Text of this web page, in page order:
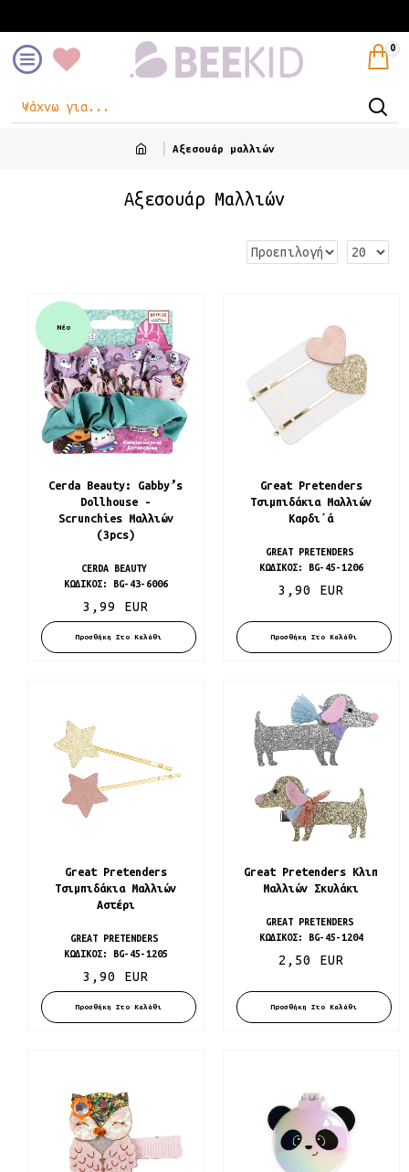
0
Αξεσουάρ μαλλιών
Αξεσουάρ Μαλλιών
Νέο
CERDA BEAUTY
ΚΩΔΙΚΌΣ:
BG-43-6006
Cerda Beauty: Gabby’s
Dollhouse -
Scrunchies Μαλλιών
(3pcs)
3,99 EUR
Προσθήκη Στο Καλάθι
GREAT PRETENDERS
ΚΩΔΙΚΌΣ:
BG-45-1206
Great Pretenders
Τσιμπιδάκια Μαλλιών
Καρδι΄ά
3,90 EUR
Προσθήκη Στο Καλάθι
GREAT PRETENDERS
ΚΩΔΙΚΌΣ:
BG-45-1205
Great Pretenders
Τσιμπιδάκια Μαλλιών
Αστέρι
3,90 EUR
Προσθήκη Στο Καλάθι
GREAT PRETENDERS
ΚΩΔΙΚΌΣ:
BG-45-1204
Great Pretenders Κλιπ
Μαλλιών Σκυλάκι
2,50 EUR
Προσθήκη Στο Καλάθι